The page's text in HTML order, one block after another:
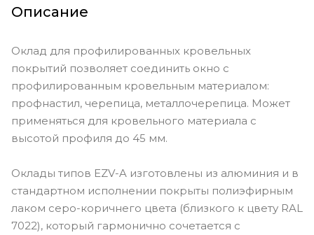
Описание
Оклад для профилированных кровельных
покрытий позволяет соединить окно с
профилированным кровельным материалом:
профнастил, черепица, металлочерепица. Может
применяться для кровельного материала с
высотой профиля до 45 мм.
Оклады типов EZV-A изготовлены из алюминия и в
стандартном исполнении покрыты полиэфирным
лаком серо-коричнего цвета (близкого к цвету RAL
7022), который гармонично сочетается с